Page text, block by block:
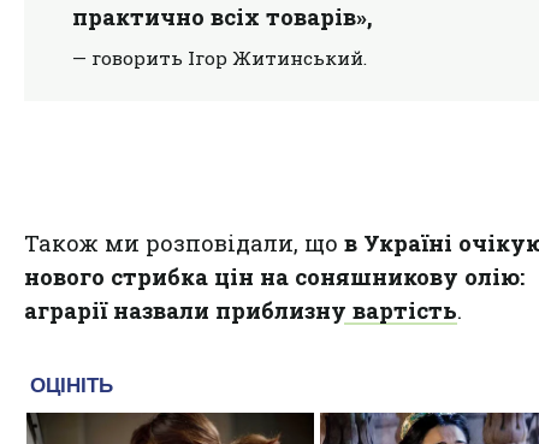
практично всіх товарів»,
— говорить Ігор Житинський.
Також ми розповідали, що в Україні
нового стрибка цін на соняшникову олію:
аграрії назвали приблизну вартість.